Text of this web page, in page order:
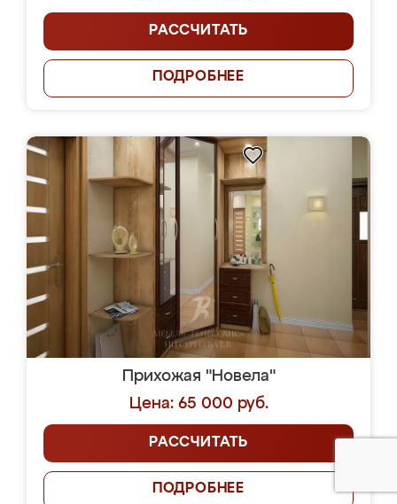
РАССЧИТАТЬ
ПОДРОБНЕЕ
Прихожая "Новела"
Цена: 65 000 руб.
РАССЧИТАТЬ
ПОДРОБНЕЕ